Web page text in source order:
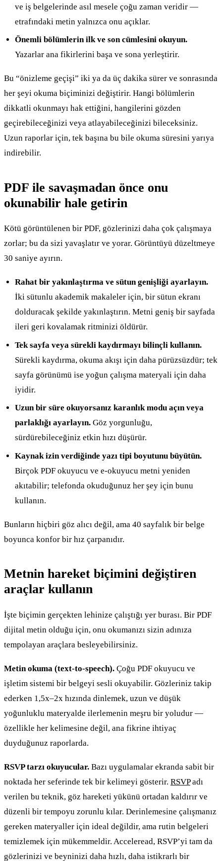
ve iş belgelerinde asıl mesele çoğu zaman veridir —
etrafındaki metin yalnızca onu açıklar.
Önemli bölümlerin ilk ve son cümlesini okuyun.
Yazarlar ana fikirlerini başa ve sona yerleştirir.
Bu “önizleme geçişi” iki ya da üç dakika sürer ve sonrasında
her şeyi okuma biçiminizi değiştirir. Hangi bölümlerin
dikkatli okunmayı hak ettiğini, hangilerini gözden
geçirebileceğinizi veya atlayabileceğinizi bileceksiniz.
Uzun raporlar için, tek başına bu bile okuma süresini yarıya
indirebilir.
PDF ile savaşmadan önce onu
okunabilir hale getirin
Kötü görüntülenen bir PDF, gözlerinizi daha çok çalışmaya
zorlar; bu da sizi yavaşlatır ve yorar. Görüntüyü düzeltmeye
30 saniye ayırın.
Rahat bir yakınlaştırma ve sütun genişliği ayarlayın.
İki sütunlu akademik makaleler için, bir sütun ekranı
dolduracak şekilde yakınlaştırın. Metni geniş bir sayfada
ileri geri kovalamak ritminizi öldürür.
Tek sayfa veya sürekli kaydırmayı bilinçli kullanın.
Sürekli kaydırma, okuma akışı için daha pürüzsüzdür; tek
sayfa görünümü ise yoğun çalışma materyali için daha
iyidir.
Uzun bir süre okuyorsanız karanlık modu açın veya
parlaklığı ayarlayın. Göz yorgunluğu,
sürdürebileceğiniz etkin hızı düşürür.
Kaynak izin verdiğinde yazı tipi boyutunu büyütün.
Birçok PDF okuyucu ve e-okuyucu metni yeniden
akıtabilir; telefonda okuduğunuz her şey için bunu
kullanın.
Bunların hiçbiri göz alıcı değil, ama 40 sayfalık bir belge
boyunca konfor bir hız çarpanıdır.
Metnin hareket biçimini değiştiren
araçlar kullanın
İşte biçimin gerçekten lehinize çalıştığı yer burası. Bir PDF
dijital metin olduğu için, onu okumanızı sizin adınıza
tempolayan araçlara besleyebilirsiniz.
Metin okuma (text-to-speech). Çoğu PDF okuyucu ve
işletim sistemi bir belgeyi sesli okuyabilir. Gözleriniz takip
ederken 1,5x–2x hızında dinlemek, uzun ve düşük
yoğunluklu materyalde ilerlemenin meşru bir yoludur —
özellikle her kelimesine değil, ana fikrine ihtiyaç
duyduğunuz raporlarda.
RSVP tarzı okuyucular. Bazı uygulamalar ekranda sabit bir
noktada her seferinde tek bir kelimeyi gösterir. RSVPadı
verilen bu teknik, göz hareketi yükünü ortadan kaldırır ve
düzenli bir tempoyu zorunlu kılar. Derinlemesine çalışmanız
gereken materyaller için ideal değildir, ama rutin belgeleri
temizlemek için mükemmeldir. Acceleread, RSVP’yi tam da
gözlerinizi ve beyninizi daha hızlı, daha istikrarlı bir